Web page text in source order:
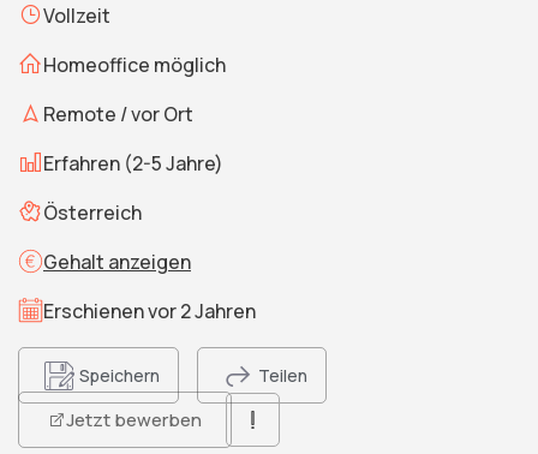
Vollzeit
Homeoffice möglich
Remote / vor Ort
Erfahren (2-5 Jahre)
Österreich
Gehalt anzeigen
Erschienen vor 2 Jahren
Speichern Teilen
Jetzt bewerben